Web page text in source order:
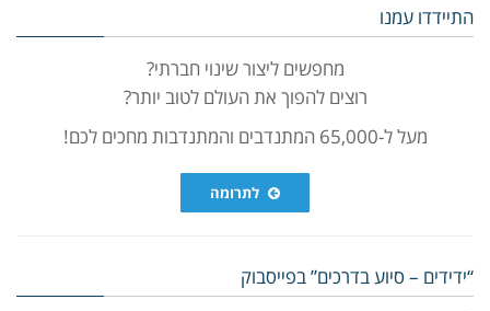
התיידדו עמנו
מחפשים ליצור שינוי חברתי?
רוצים להפוך את העולם לטוב יותר?
מעל ל-65,000 המתנדבים והמתנדבות מחכים לכם!
לתרומה
“ידידים – סיוע בדרכים” בפייסבוק